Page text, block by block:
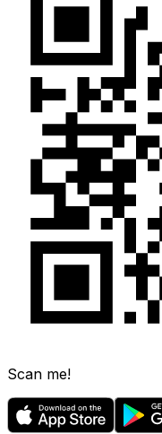
Scan me!